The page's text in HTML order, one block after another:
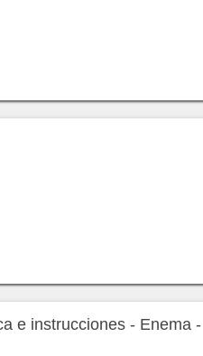
e instrucciones - Enema